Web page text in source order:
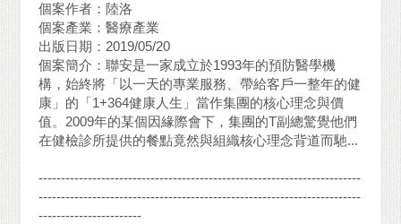
個案作者：陸洛
個案產業：醫療產業
出版日期：2019/05/20
個案簡介：聯安是一家成立於1993年的預防醫學機
構，始終將「以一天的專業服務、帶給客戶一整年的健
康」的「1+364健康人生」當作集團的核心理念與價
值。2009年的某個因緣際會下，集團的T副總驚覺他們
在健檢診所提供的餐點竟然與組織核心理念背道而馳...
------------------------------------------------------------------------
------------------------------------------------------------------------
-----------------------